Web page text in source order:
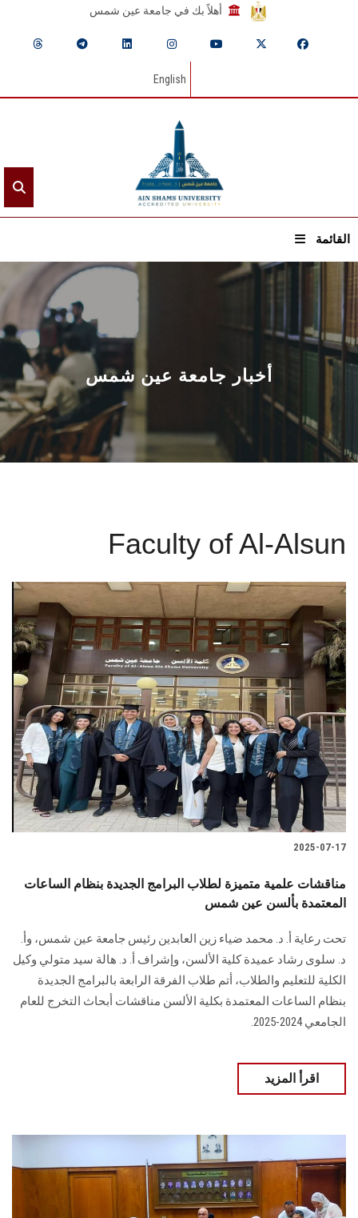
أهلاً بك في جامعة عين شمس
English
القائمة
الرئيسيـة
عن الجامعة
القطاعـات
الشئون الأكاديمية
البحث العلمي
الأنظمة الذكية
الإعلام
تواصل معنا
الطلاب
هيئة التدريس
الدراسات العليا
الزائـرون
سجل الان
أخبار جامعة عين شمس
Faculty of Al-Alsun
2025-07-17
مناقشات علمية متميزة لطلاب البرامج الجديدة بنظام الساعات
المعتمدة بألسن عين شمس
تحت رعاية أ. د. محمد ضياء زين العابدين رئيس جامعة عين شمس، وأ.
د. سلوى رشاد عميدة كلية الألسن، وإشراف أ. د. هالة سيد متولي وكيل
الكلية للتعليم والطلاب، أتم طلاب الفرقة الرابعة بالبرامج الجديدة
بنظام الساعات المعتمدة بكلية الألسن مناقشات أبحاث التخرج للعام
الجامعي 2024-2025.
اقرأ المزيد